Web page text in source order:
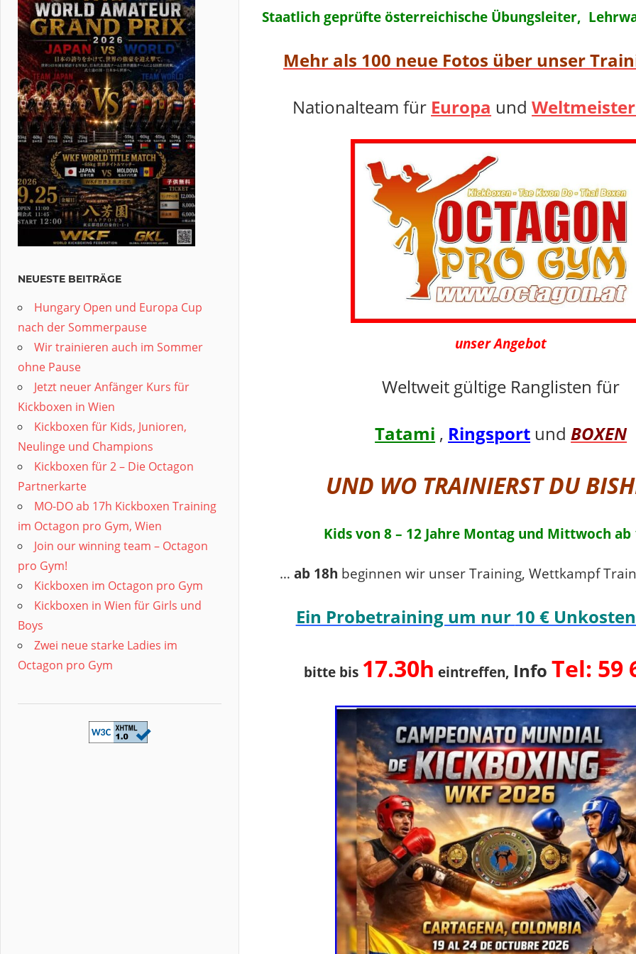
Staatlich geprüfte österreichische Übungsleiter,
Mehr als 100 neue Fotos über unser
Nationalteam für Europa und
unser Angebot
Weltweit gültige Ranglisten für
Tatami , Ringsport undBOXEN
UND WO TRAINIERST DU
Kids von 8 – 12 Jahre Montag und Mittwoch ab
… ab 18h beginnen wir unser Training, Wettkampf
Ein Probetraining um nur 10 €
bitte bis 17.30h eintreffen, Info Tel: 59
NEUESTE BEITRÄGE
Hungary Open und Europa Cup
nach der Sommerpause
Wir trainieren auch im Sommer
ohne Pause
Jetzt neuer Anfänger Kurs für
Kickboxen in Wien
Kickboxen für Kids, Junioren,
Neulinge und Champions
Kickboxen für 2 – Die Octagon
Partnerkarte
MO-DO ab 17h Kickboxen Training
im Octagon pro Gym, Wien
Join our winning team – Octagon
pro Gym!
Kickboxen im Octagon pro Gym
Kickboxen in Wien für Girls und
Boys
Zwei neue starke Ladies im
Octagon pro Gym